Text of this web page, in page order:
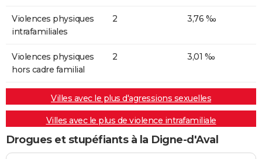
Violences physiques
intrafamiliales
2 3,76 ‰
Violences physiques
hors cadre familial
2 3,01 ‰
Villes avec le plus d'agressions sexuelles
Villes avec le plus de violence intrafamiliale
Drogues et stupéfiants à la Digne-d'Aval